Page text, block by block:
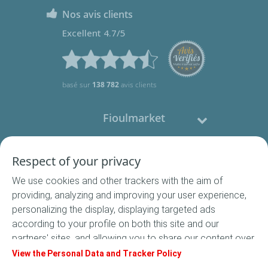
Nos avis clients
Excellent 4.7/5
basé sur 138 782avis clients
Fioulmarket
Nous contacter
Suivez-nous
Respect of your privacy
We use cookies and other trackers with the aim of
providing, analyzing and improving your user experience,
personalizing the display, displaying targeted ads
according to your profile on both this site and our
partners' sites, and allowing you to share our content over
social media. In accordance with French legislation,
View the Personal Data and Tracker Policy